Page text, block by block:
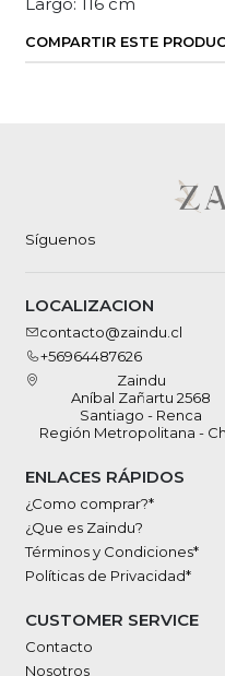
COMPARTIR ESTE
Síguenos
LOCALIZACION
contacto@zaindu.cl
+56964487626
Zaindu
Aníbal Zañartu 2568
Santiago - Renca
Región Metropolitana -
ENLACES RÁPIDOS
¿Como comprar?*
¿Que es Zaindu?
Términos y Condiciones*
Políticas de Privacidad*
CUSTOMER SERVICE
Contacto
Nosotros